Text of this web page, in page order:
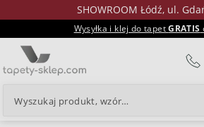
SHOWROOM Łódź, ul.
Wysyłka i klej do tapetGRATIS